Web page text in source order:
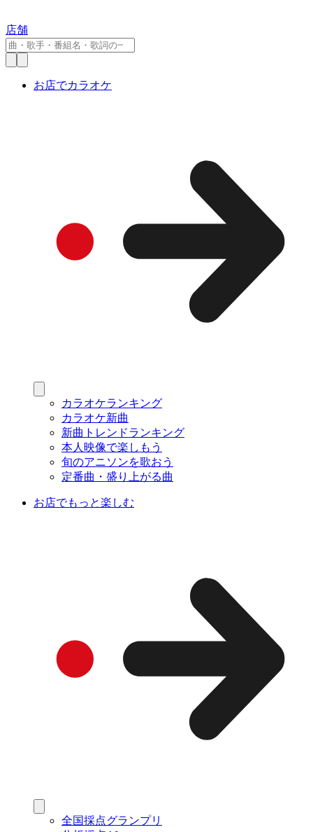
店舗
お店でカラオケ
カラオケランキング
カラオケ新曲
新曲トレンドランキング
本人映像で楽しもう
旬のアニソンを歌おう
定番曲・盛り上がる曲
お店でもっと楽しむ
全国採点グランプリ